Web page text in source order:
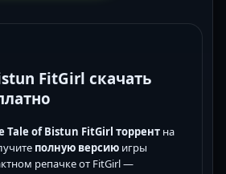
FitGirl скачать
Tale of Bistun FitGirl торрент на
полную версию игры
репачке от FitGirl —